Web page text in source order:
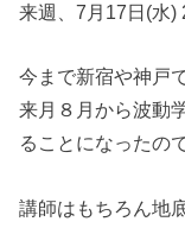
来週、7月17日(水
今まで新宿や神戸
来月８月から波動
ることになったの
講師はもちろん地